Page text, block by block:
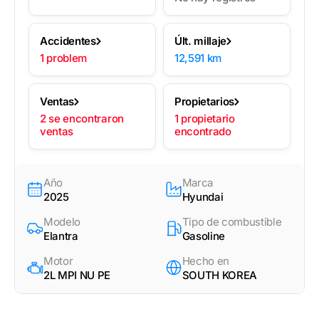
Accidentes
1 problem
Últ. millaje
12,591 km
Ventas
2 se encontraron
ventas
Propietarios
1 propietario
encontrado
Año
2025
Marca
Hyundai
Modelo
Elantra
Tipo de combustible
Gasoline
Motor
2L MPI NU PE
Hecho en
SOUTH KOREA